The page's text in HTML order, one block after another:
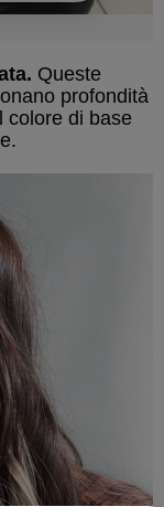
Queste
profondità
colore di base